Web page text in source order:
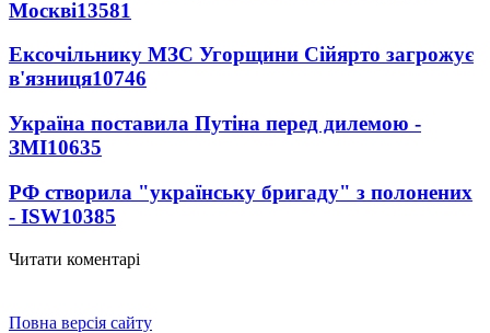
Москві13581
Ексочільнику МЗС Угорщини Сійярто загрожує
в'язниця10746
Україна поставила Путіна перед дилемою -
ЗМІ10635
РФ створила "українську бригаду" з полонених
- ISW10385
Читати коментарі
Повна версія сайту